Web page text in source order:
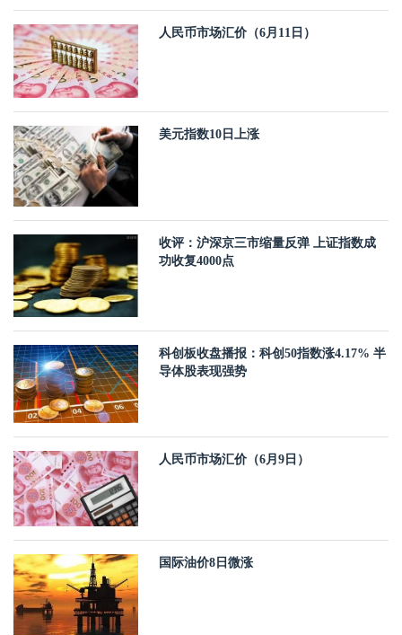
人民币市场汇价（6月11日）
美元指数10日上涨
收评：沪深京三市缩量反弹 上证指数成
功收复4000点
科创板收盘播报：科创50指数涨4.17% 半
导体股表现强势
人民币市场汇价（6月9日）
国际油价8日微涨